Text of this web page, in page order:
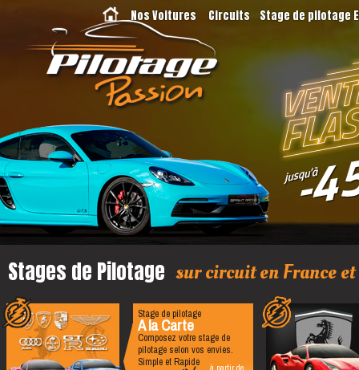
Nos Voitures Circuits Stage de pilotage
Stages de Pilotage sur circuit en France
Stage de pilotage
A la Carte
Composez votre stage de
pilotage selon vos envies.
Simple et Rapide